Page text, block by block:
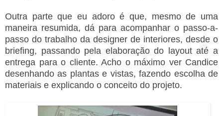
Outra parte que eu adoro é que, mesmo de uma
maneira resumida, dá para acompanhar o passo-a-
passo do trabalho da designer de interiores, desde o
briefing, passando pela elaboração do layout até a
entrega para o cliente. Acho o máximo ver Candice
desenhando as plantas e vistas, fazendo escolha de
materiais e explicando o conceito do projeto.